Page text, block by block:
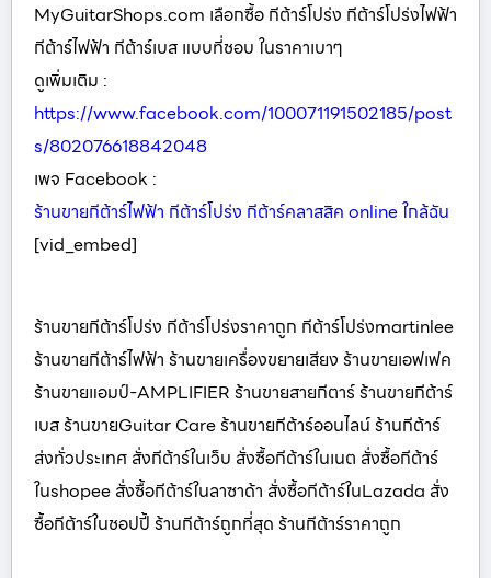
MyGuitarShops.com เลือกซื้อ กีต้าร์โปร่ง กีต้าร์โปร่งไฟฟ้า
กีต้าร์ไฟฟ้า กีต้าร์เบส แบบที่ชอบ ในราคาเบาๆ
ดูเพิ่มเติม :
https://www.facebook.com/100071191502185/post
s/802076618842048
เพจ Facebook :
ร้านขายกีต้าร์ไฟฟ้า กีต้าร์โปร่ง กีต้าร์คลาสสิค online ใกล้ฉัน
[vid_embed]
ร้านขายกีต้าร์โปร่ง กีต้าร์โปร่งราคาถูก กีต้าร์โปร่งmartinlee
ร้านขายกีต้าร์ไฟฟ้า ร้านขายเครื่องขยายเสียง ร้านขายเอฟเฟค
ร้านขายแอมป์-AMPLIFIER ร้านขายสายกีตาร์ ร้านขายกีต้าร์
เบส ร้านขายGuitar Care ร้านขายกีต้าร์ออนไลน์ ร้านกีต้าร์
ส่งทั่วประเทศ สั่งกีต้าร์ในเว็บ สั่งซื้อกีต้าร์ในเนต สั่งซื้อกีต้าร์
ในshopee สั่งซื้อกีต้าร์ในลาซาด้า สั่งซื้อกีต้าร์ในLazada สั่ง
ซื้อกีต้าร์ในชอปปี้ ร้านกีต้าร์ถูกที่สุด ร้านกีต้าร์ราคาถูก